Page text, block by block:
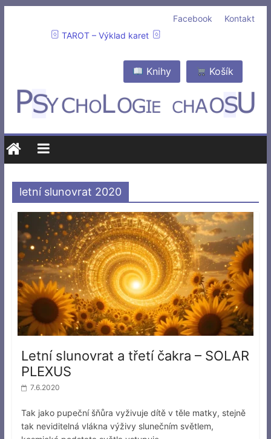
Kontakt
Facebook
TAROT – Výklad karet
Košík
Knihy
letní slunovrat 2020
Letní slunovrat a třetí čakra – SOLAR
PLEXUS
7.6.2020
Tak jako pupeční šňůra vyživuje dítě v těle matky, stejně
tak neviditelná vlákna výživy slunečním světlem,